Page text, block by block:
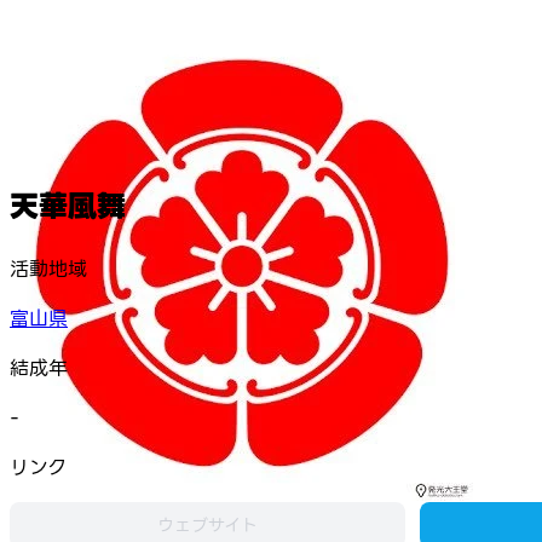
天華風舞
活動地域
富山県
結成年
-
リンク
ウェブサイト